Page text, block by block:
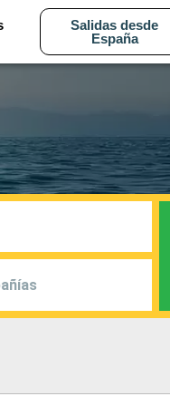
Salidas desde
España